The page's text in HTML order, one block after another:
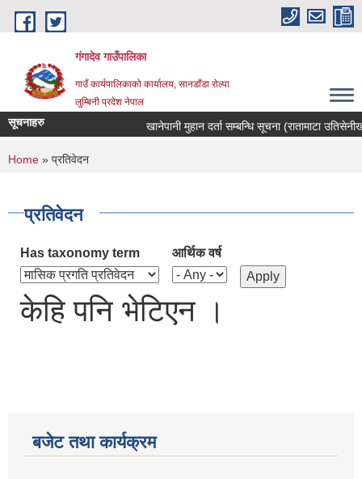
Skip to main content
गंगादेव गाउँपालिका
गाउँ कार्यपालिकाको कार्यालय, सानडाँडा रोल्पा
लुम्बिनी प्रदेश नेपाल
सूचनाहरु खानेपानी मुहान दर्ता सम्बन्धि सूचना (रातामाटा
You are here
Home » प्रतिवेदन
प्रतिवेदन
Has taxonomy term आर्थिक वर्ष
केहि पनि भेटिएन ।
बजेट तथा कार्यक्रम